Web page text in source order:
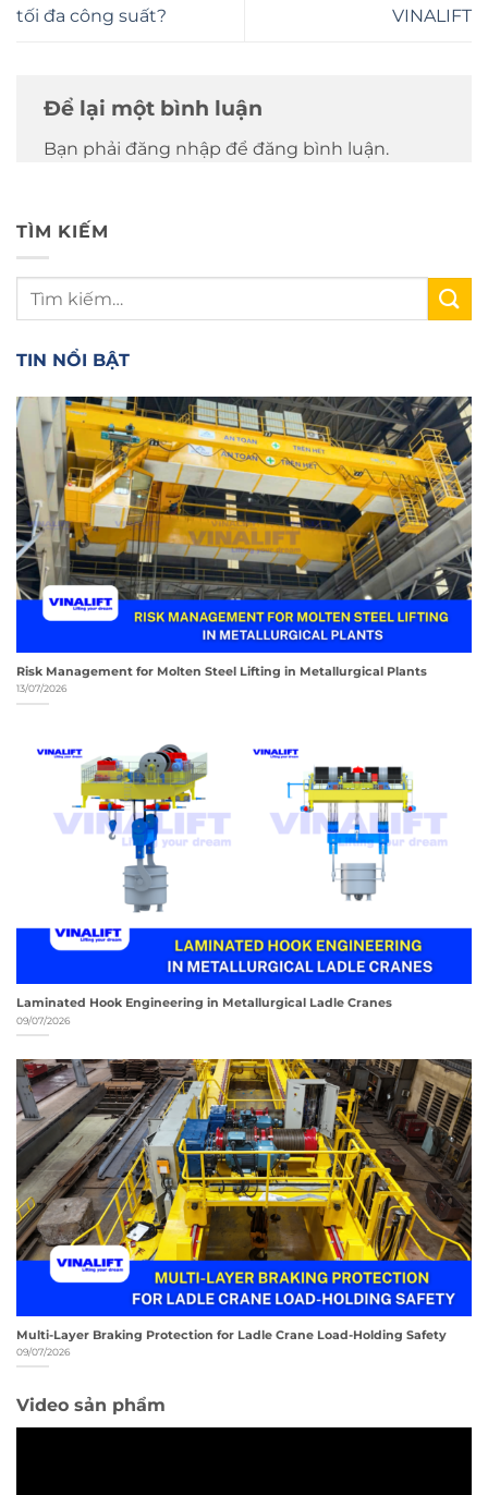
tối đa công suất?
VINALIFT
Để lại một bình luận
Bạn phải đăng nhập để đăng bình luận.
TÌM KIẾM
TIN NỔI BẬT
Risk Management for Molten Steel Lifting in Metallurgical Plants
13/07/2026
Laminated Hook Engineering in Metallurgical Ladle Cranes
09/07/2026
Multi-Layer Braking Protection for Ladle Crane Load-Holding Safety
09/07/2026
Video sản phẩm